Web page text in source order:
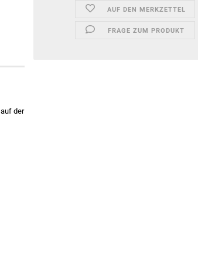
AUF DEN MERKZETTEL
FRAGE ZUM PRODUKT
der